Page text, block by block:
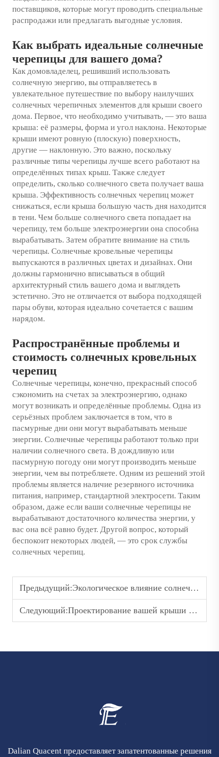
поставщиков, которые могут проводить специальные
распродажи или предлагать выгодные условия.
Как выбрать идеальные солнечные
черепицы для вашего дома?
Как домовладелец, решивший использовать
солнечную энергию, вы отправляетесь в
увлекательное путешествие по выбору наилучших
солнечных черепичных элементов для крыши своего
дома. Первое, что необходимо учитывать, — это ваша
крыша: её размеры, форма и угол наклона. Некоторые
крыши имеют ровную (плоскую) поверхность,
другие — наклонную. Это важно, поскольку
различные типы черепицы лучше всего работают на
определённых типах крыш. Также следует
определить, сколько солнечного света получает ваша
крыша. Эффективность солнечных черепиц может
снижаться, если крыша большую часть дня находится
в тени. Чем больше солнечного света попадает на
черепицу, тем больше электроэнергии она способна
вырабатывать. Затем обратите внимание на стиль
черепицы. Солнечные кровельные черепицы
выпускаются в различных цветах и дизайнах. Они
должны гармонично вписываться в общий
архитектурный стиль вашего дома и выглядеть
эстетично. Это не отличается от выбора подходящей
пары обуви, которая идеально сочетается с вашим
нарядом.
Распространённые проблемы и
стоимость солнечных кровельных
черепиц
Солнечные черепицы, конечно, прекрасный способ
сэкономить на счетах за электроэнергию, однако
могут возникать и определённые проблемы. Одна из
серьёзных проблем заключается в том, что в
пасмурные дни они могут вырабатывать меньше
энергии. Солнечные черепицы работают только при
наличии солнечного света. В дождливую или
пасмурную погоду они могут производить меньше
энергии, чем вы потребляете. Одним из решений этой
проблемы является наличие резервного источника
питания, например, стандартной электросети. Таким
образом, даже если ваши солнечные черепицы не
вырабатывают достаточного количества энергии, у
вас она всё равно будет. Другой вопрос, который
беспокоит некоторых людей, — это срок службы
солнечных черепиц.
Предыдущий:Экологическое влияние солнечных черепичных крыш: более экологичная альтернатива
Следующий:Проектирование вашей крыши с использованием солнечных черепиц: сочетание эстетики и функциональности
Dalian Quacent предоставляет запатентованные решения